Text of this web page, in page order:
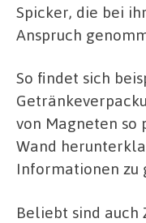
Spicker, die bei
Anspruch
So findet sich
von Magneten so
Wand
Informationen zu
Beliebt sind auch